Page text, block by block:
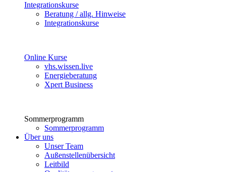
Integrationskurse
Beratung / allg. Hinweise
Integrationskurse
Online Kurse
vhs.wissen.live
Energieberatung
Xpert Business
Sommerprogramm
Sommerprogramm
Über uns
Unser Team
Außenstellenübersicht
Leitbild